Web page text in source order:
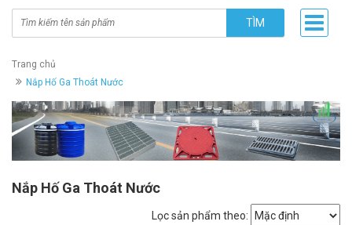
TÌM
Trang chủ
Nắp Hố Ga Thoát Nước
Nắp Hố Ga Thoát Nước
Lọc sản phẩm theo: